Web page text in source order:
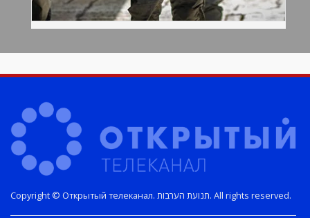
Copyright © Открытый телеканал. תנועת הערבות. All rights reserved.